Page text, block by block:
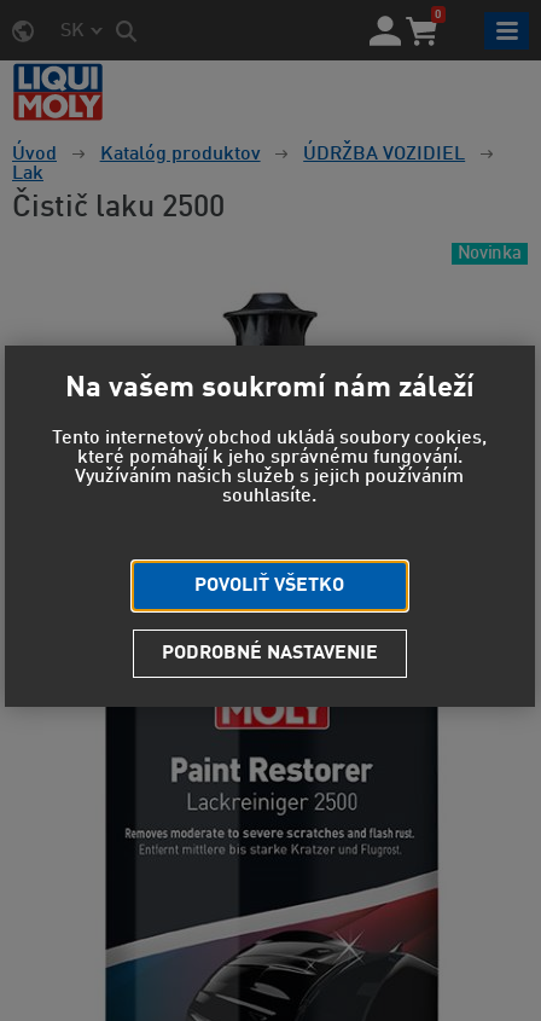
SK
0
Úvod Katalóg produktov
ÚDRŽBA VOZIDIEL
Lak
Čistič laku 2500
Novinka
Na vašem soukromí nám záleží
Tento internetový obchod ukládá soubory cookies,
které pomáhají k jeho správnému fungování.
Využíváním našich služeb s jejich používáním
souhlasíte.
POVOLIŤ VŠETKO
PODROBNÉ NASTAVENIE